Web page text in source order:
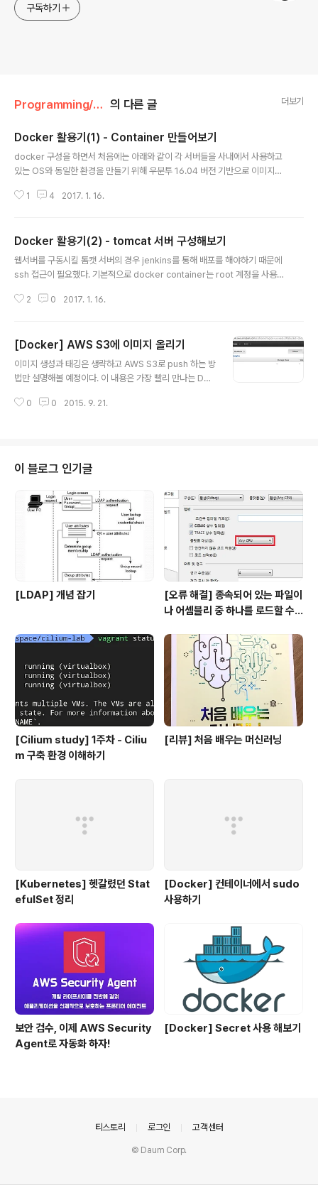
구독하기
Programming/Docker 의 다른 글 더보기
Docker 활용기(1) - Container 만들어보기
docker 구성을 하면서 처음에는 아래와 같이 각 서버들을 사내에서 사용하고
있는 OS와 동일한 환경을 만들기 위해 우분투 16.04 버전 기반으로 이미지를
비스들을 내려받아 구성하는 내용을 전부 Dockerfile에 작성했다. FROM ub
enENV LC_ALL en_US.UTF-8​# Fix shRUN rm /bin/sh && ln -s /bin/
bash /bin/sh​# Install dependenciesRUN apt..
1 4 2017. 1. 16.
Docker 활용기(2) - tomcat 서버 구성해보기
웹서버를 구동시킬 톰캣 서버의 경우 jenkins를 통해 배포를 해야하기 때문에
ssh 접근이 필요했다. 기본적으로 docker container는 root 계정을 사용하
방식으로 사용했다. 이 때 발생한 문제는 최초 구동 시 tomcat을 시작시키는
설정을 마친 뒤 새로 만든 계정으로 전환한 후 CMD 명령을 수행하도록 하였다.
FROM tomcat:8.0 MAINTAINER Server Team RUN apt-get update
-y && apt-get install -..
2 0 2017. 1. 16.
[Docker] AWS S3에 이미지 올리기
이미지 생성과 태깅은 생략하고 AWS S3로 push 하는 방
법만 설명해볼 예정이다. 이 내용은 가장 빨리 만나는 Doc
WS에 가입이 되어 있어야 하고 접근 하기 위한 ACCESS
Credentials" 메뉴를 선택한다. 출력된 페이지에서 Acc
ess Keys를 선택하면 Access Key를 발급 받을 수 있
다. csv 파일이 다운로드 되는데 파일 안에 Key와 Secre
t Key가 들어있다. 이 내용은 잃어버리면 재 발급 받아야
하므로 잘 보관해..
0 0 2015. 9. 21.
이 블로그 인기글
[LDAP] 개념 잡기
[오류 해결] 종속되어 있는 파일이
나 어셈블리 중 하나를 로드할 수
[Cilium study] 1주차 - Ciliu
m 구축 환경 이해하기
[리뷰] 처음 배우는 머신러닝
[Kubernetes] 헷갈렸던 Stat
efulSet 정리
[Docker] 컨테이너에서 sudo
사용하기
보안 검수, 이제 AWS Security
Agent로 자동화 하자!
[Docker] Secret 사용 해보기
티스토리 로그인 고객센터
© Daum Corp.